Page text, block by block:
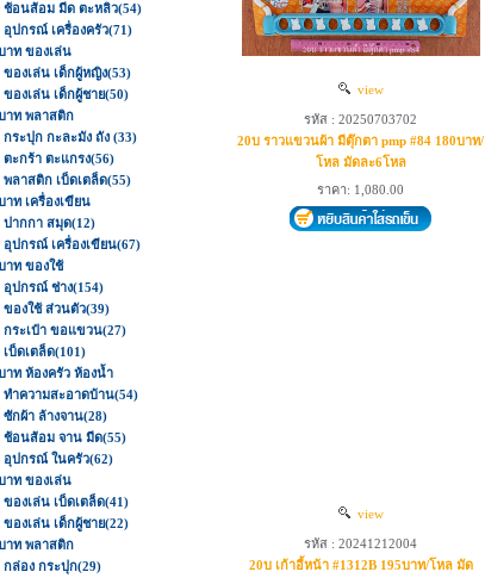
ช้อนส้อม มีด ตะหลิว(54)
อุปกรณ์ เครื่องครัว(71)
าท ของเล่น
ของเล่น เด็กผู้หญิง(53)
ของเล่น เด็กผู้ชาย(50)
าท พลาสติก
กระปุก กะละมัง ถัง (33)
ตะกร้า ตะแกรง(56)
พลาสติก เบ็ดเตล็ด(55)
าท เครื่องเขียน
ปากกา สมุด(12)
อุปกรณ์ เครื่องเขียน(67)
าท ของใช้
อุปกรณ์ ช่าง(154)
ของใช้ ส่วนตัว(39)
กระเป๋า ขอแขวน(27)
เบ็ดเตล็ด(101)
าท ห้องครัว ห้องน้ำ
ทำความสะอาดบ้าน(54)
ซักผ้า ล้างจาน(28)
ช้อนส้อม จาน มีด(55)
อุปกรณ์ ในครัว(62)
าท ของเล่น
ของเล่น เบ็ดเตล็ด(41)
ของเล่น เด็กผู้ชาย(22)
าท พลาสติก
กล่อง กระปุก(29)
view
รหัส : 20250703702
20บ ราวแขวนผ้า มีตุ๊กตา pmp #84 180บาท/
โหล มัดละ6โหล
ราคา: 1,080.00
view
รหัส : 20241212004
20บ เก้าอี้หน้า #1312B 195บาท/โหล มัด